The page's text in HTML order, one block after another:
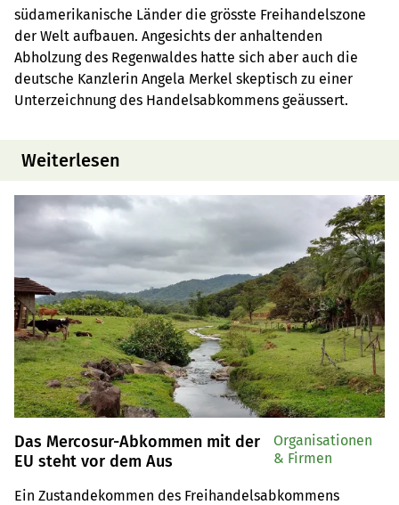
südamerikanische Länder die grösste Freihandelszone
der Welt aufbauen. Angesichts der anhaltenden
Abholzung des Regenwaldes hatte sich aber auch die
deutsche Kanzlerin Angela Merkel skeptisch zu einer
Unterzeichnung des Handelsabkommens geäussert.
Weiterlesen
Das Mercosur-Abkommen mit der
EU steht vor dem Aus
Ein Zustandekommen des Freihandelsabkommens
Organisationen
& Firmen